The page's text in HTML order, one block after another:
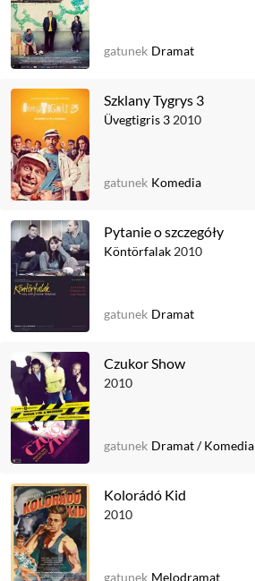
gatunek Dramat
Szklany Tygrys 3
Üvegtigris 3 2010
gatunek Komedia
Pytanie o szczegóły
Köntörfalak 2010
gatunek Dramat
Czukor Show
2010
gatunek Dramat/Komedia
Kolorádó Kid
2010
gatunek Melodramat